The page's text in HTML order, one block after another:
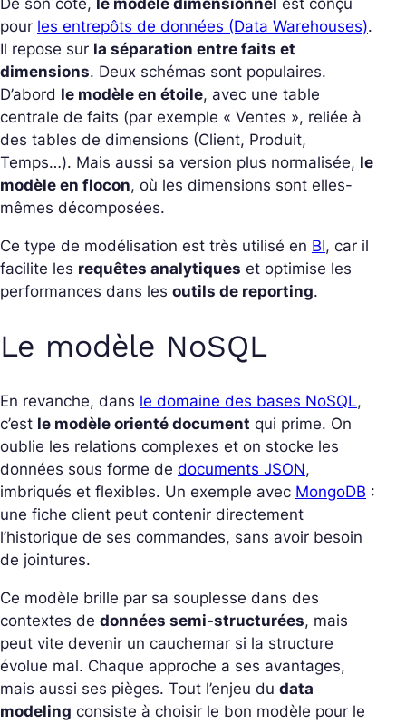
De son côté, le modèle dimensionnel est conçu
pour les entrepôts de données (Data Warehouses).
Il repose sur la séparation entre faits et
dimensions. Deux schémas sont populaires.
D’abord le modèle en étoile, avec une table
centrale de faits (par exemple « Ventes », reliée à
des tables de dimensions (Client, Produit,
Temps…). Mais aussi sa version plus normalisée, le
modèle en flocon, où les dimensions sont elles-
mêmes décomposées.
Ce type de modélisation est très utilisé en BI, car il
facilite les requêtes analytiques et optimise les
performances dans les outils de reporting.
Le modèle NoSQL
En revanche, dans le domaine des bases NoSQL,
c’est le modèle orienté document qui prime. On
oublie les relations complexes et on stocke les
données sous forme de documents JSON,
imbriqués et flexibles. Un exemple avec MongoDB :
une fiche client peut contenir directement
l’historique de ses commandes, sans avoir besoin
de jointures.
Ce modèle brille par sa souplesse dans des
contextes de données semi-structurées, mais
peut vite devenir un cauchemar si la structure
évolue mal. Chaque approche a ses avantages,
mais aussi ses pièges. Tout l’enjeu du data
modeling consiste à choisir le bon modèle pour le